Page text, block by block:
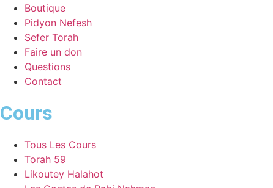
Boutique
Pidyon Nefesh
Sefer Torah
Faire un don
Questions
Contact
Cours
Tous Les Cours
Torah 59
Likoutey Halahot